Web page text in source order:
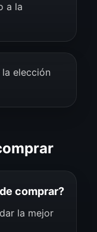
a la
elección
comprar?
la mejor